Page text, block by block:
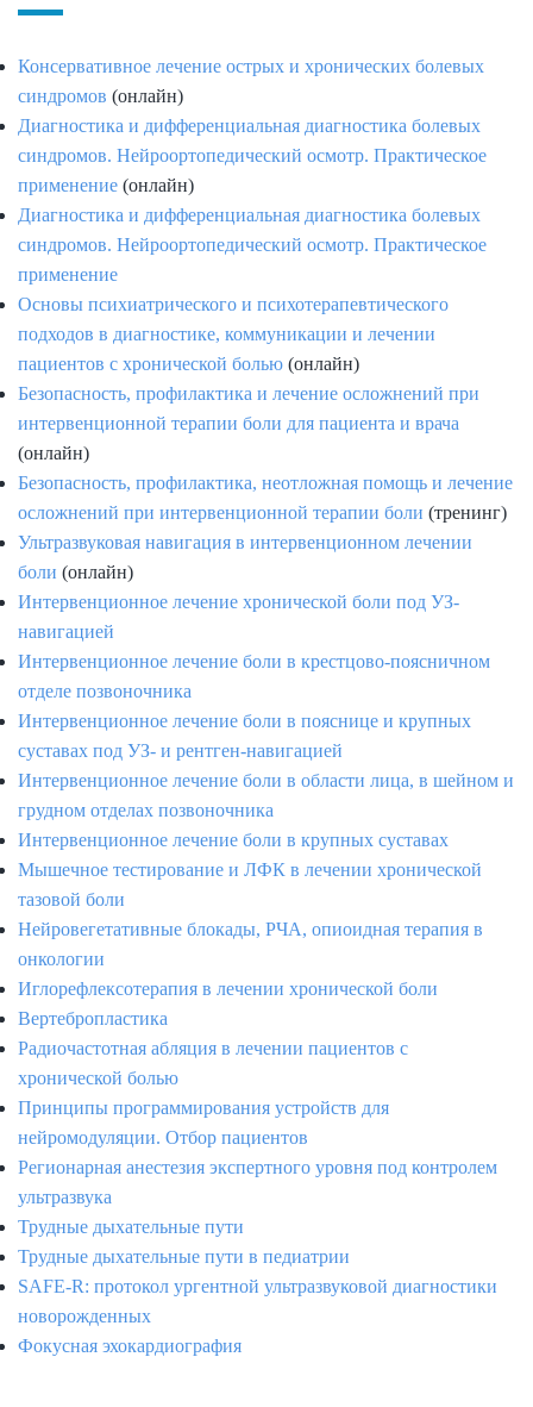
Консервативное лечение острых и хронических болевых
синдромов (онлайн)
Диагностика и дифференциальная диагностика болевых
синдромов. Нейроортопедический осмотр. Практическое
применение (онлайн)
Диагностика и дифференциальная диагностика болевых
синдромов. Нейроортопедический осмотр. Практическое
применение
Основы психиатрического и психотерапевтического
подходов в диагностике, коммуникации и лечении
пациентов с хронической болью (онлайн)
Безопасность, профилактика и лечение осложнений при
интервенционной терапии боли для пациента и врача
(онлайн)
Безопасность, профилактика, неотложная помощь и лечение
осложнений при интервенционной терапии боли (тренинг)
Ультразвуковая навигация в интервенционном лечении
боли (онлайн)
Интервенционное лечение хронической боли под УЗ-
навигацией
Интервенционное лечение боли в крестцово-поясничном
отделе позвоночника
Интервенционное лечение боли в пояснице и крупных
суставах под УЗ- и рентген-навигацией
Интервенционное лечение боли в области лица, в шейном и
грудном отделах позвоночника
Интервенционное лечение боли в крупных суставах
Мышечное тестирование и ЛФК в лечении хронической
тазовой боли
Нейровегетативные блокады, РЧА, опиоидная терапия в
онкологии
Иглорефлексотерапия в лечении хронической боли
Вертебропластика
Радиочастотная абляция в лечении пациентов с
хронической болью
Принципы программирования устройств для
нейромодуляции. Отбор пациентов
Регионарная анестезия экспертного уровня под контролем
ультразвука
Трудные дыхательные пути
Трудные дыхательные пути в педиатрии
SAFE-R: протокол ургентной ультразвуковой диагностики
новорожденных
Фокусная эхокардиография